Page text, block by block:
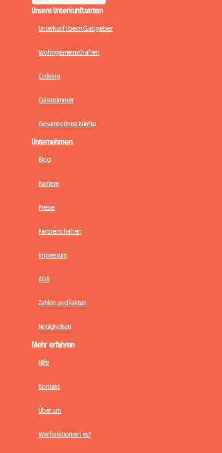
Unsere Unterkunftsarten
Unterkunft beim Gastgeber
Wohngemeinschaften
Coliving
Gästezimmer
Gesamte Unterkünfte
Unternehmen
Blog
Karriere
Presse
Partnerschaften
Impressum
AGB
Zahlen und Fakten
Neuigkeiten
Mehr erfahren
Hilfe
Kontakt
Über uns
Wie funktioniert es?